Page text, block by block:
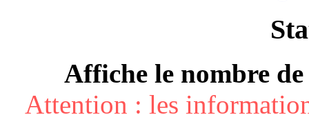
Affiche le nombre
Attention : les